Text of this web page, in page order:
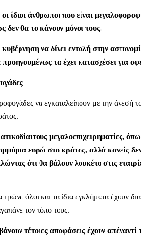
ίδιοι άνθρωποι που είναι
δεν θα το κάνουν μόνοι τους.
να δίνει εντολή στην
προηγουμένως τα έχει κατασχέσει για
να εγκαταλείπουν με την άνεσή
ευρώ στο κράτος, αλλά κανείς
ότι θα βάλουν λουκέτο στις
όλοι και τα ίδια εγκλήματα έχουν
τον τόπο τους.
τέτοιες αποφάσεις έχουν